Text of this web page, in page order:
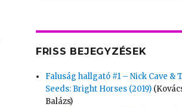
FRISS BEJEGYZÉSEK
Faluság hallgató #1 – Nick Cave &
Seeds: Bright Horses (2019)
Balázs)